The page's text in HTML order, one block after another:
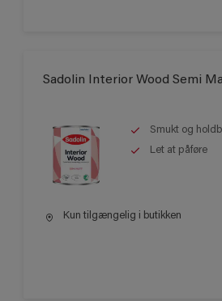
Sadolin Interior Wood Semi
Smukt og
Let at påføre
Kun tilgængelig i butikken